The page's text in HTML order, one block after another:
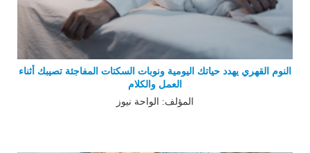
النوم القهري يهدد حياتك اليومية ونوبات السكتات المفاجئة تصيبك أثناء
العمل والكلام
المؤلف: الواحة نيوز